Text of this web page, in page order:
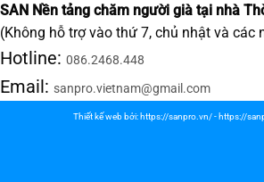
SAN Nền tảng chăm người già tại nhà
(Không hỗ trợ vào thứ 7, chủ nhật và các
Hotline: 086.2468.448
Email: sanpro.vietnam@gmail.com
Thiết kế web bởi: https://sanpro.vn/- https://